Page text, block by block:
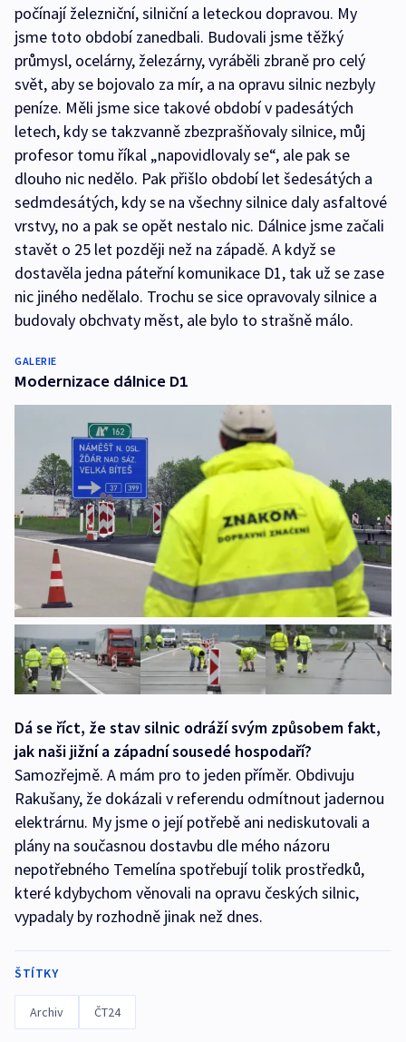
počínají železniční, silniční a leteckou dopravou. My
jsme toto období zanedbali. Budovali jsme těžký
průmysl, ocelárny, železárny, vyráběli zbraně pro celý
svět, aby se bojovalo za mír, a na opravu silnic nezbyly
peníze. Měli jsme sice takové období v padesátých
letech, kdy se takzvanně zbezprašňovaly silnice, můj
profesor tomu říkal „napovidlovaly se“, ale pak se
dlouho nic nedělo. Pak přišlo období let šedesátých a
sedmdesátých, kdy se na všechny silnice daly asfaltové
vrstvy, no a pak se opět nestalo nic. Dálnice jsme začali
stavět o 25 let později než na západě. A když se
dostavěla jedna páteřní komunikace D1, tak už se zase
nic jiného nedělalo. Trochu se sice opravovaly silnice a
budovaly obchvaty měst, ale bylo to strašně málo.
GALERIE
Modernizace dálnice D1
Dá se říct, že stav silnic odráží svým způsobem fakt,
jak naši jižní a západní sousedé hospodaří?
Samozřejmě. A mám pro to jeden příměr. Obdivuju
Rakušany, že dokázali v referendu odmítnout jadernou
elektrárnu. My jsme o její potřebě ani nediskutovali a
plány na současnou dostavbu dle mého názoru
nepotřebného Temelína spotřebují tolik prostředků,
které kdybychom věnovali na opravu českých silnic,
vypadaly by rozhodně jinak než dnes.
ŠTÍTKY
Archiv ČT24